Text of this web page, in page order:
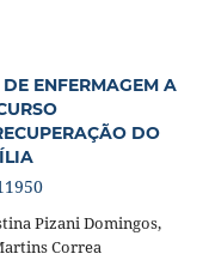
ENFERMAGEM A
DO
Pizani Domingos,
Correa